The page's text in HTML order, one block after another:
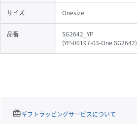
サイズ Onesize
品番
SG2642_YP
(YP-00197-03-One SG2642)
redeemギフトラッピングサービスについて